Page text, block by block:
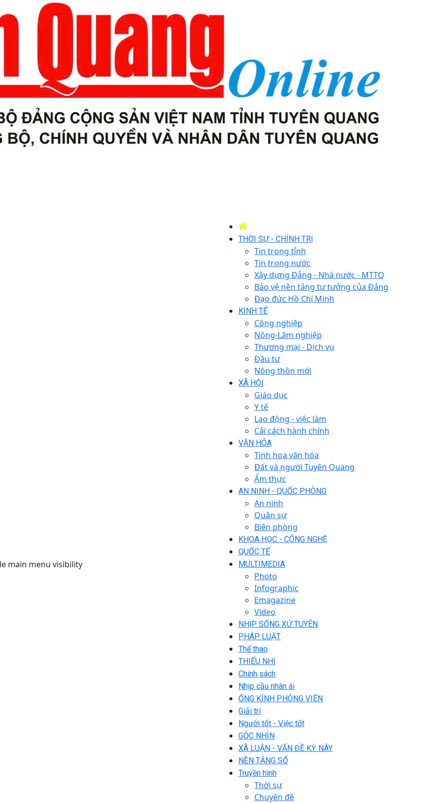
main menu visibility
THỜI SỰ - CHÍNH TRỊ
Tin trong tỉnh
Tin trong nước
Xây dựng Đảng - Nhà nước - MTTQ
Bảo vệ nền tảng tư tưởng của Đảng
Đạo đức Hồ Chí Minh
KINH TẾ
Công nghiệp
Nông-Lâm nghiệp
Thương mại - Dịch vụ
Đầu tư
Nông thôn mới
XÃ HỘI
Giáo dục
Y tế
Lao động - việc làm
Cải cách hành chính
VĂN HÓA
Tinh hoa văn hóa
Đất và người Tuyên Quang
Ẩm thực
AN NINH - QUỐC PHÒNG
An ninh
Quân sự
Biên phòng
KHOA HỌC - CÔNG NGHỆ
QUỐC TẾ
MULTIMEDIA
Photo
Infographic
Emagazine
Video
NHỊP SỐNG XỨ TUYÊN
PHÁP LUẬT
Thể thao
THIẾU NHI
Chính sách
Nhịp cầu nhân ái
ỐNG KÍNH PHÓNG VIÊN
Giải trí
Người tốt - Việc tốt
GÓC NHÌN
XÃ LUẬN - VẤN ĐỀ KỲ NÀY
NỀN TẢNG SỐ
Truyền hình
Thời sự
Chuyên đề